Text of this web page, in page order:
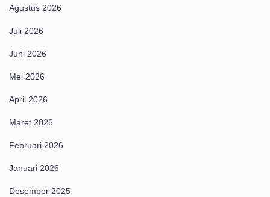
Agustus 2026
Juli 2026
Juni 2026
Mei 2026
April 2026
Maret 2026
Februari 2026
Januari 2026
Desember 2025